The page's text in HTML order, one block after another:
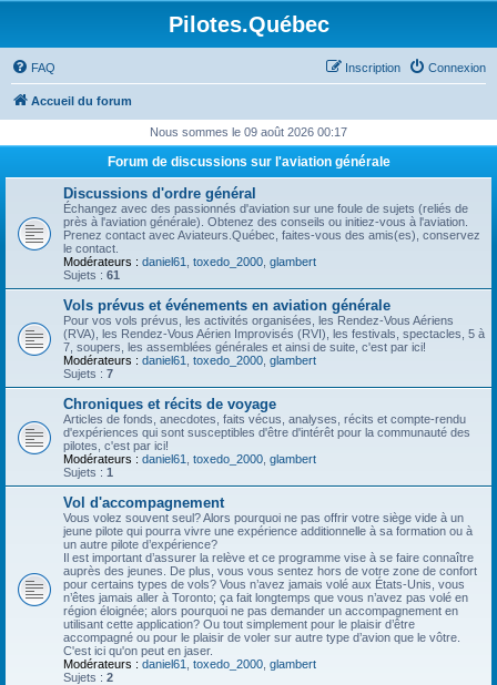
Pilotes.Québec
FAQ Connexion
Inscription
Accueil du forum
Nous sommes le 09 août 2026 00:17
Forum de discussions sur l'aviation générale
Discussions d'ordre général
Échangez avec des passionnés d'aviation sur une foule de sujets (reliés de
près à l'aviation générale). Obtenez des conseils ou initiez-vous à l'aviation.
Prenez contact avec Aviateurs.Québec, faites-vous des amis(es), conservez
le contact.
Modérateurs : daniel61 toxedo_2000 glambert
Sujets : 61
Vols prévus et événements en aviation générale
Pour vos vols prévus, les activités organisées, les Rendez-Vous Aériens
(RVA), les Rendez-Vous Aérien Improvisés (RVI), les festivals, spectacles, 5 à
7, soupers, les assemblées générales et ainsi de suite, c'est par ici!
Modérateurs : daniel61 toxedo_2000 glambert
Sujets : 7
Chroniques et récits de voyage
Articles de fonds, anecdotes, faits vécus, analyses, récits et compte-rendu
d'expériences qui sont susceptibles d'être d'intérêt pour la communauté des
pilotes, c'est par ici!
Modérateurs : daniel61 toxedo_2000 glambert
Sujets : 1
Vol d'accompagnement
Vous volez souvent seul? Alors pourquoi ne pas offrir votre siège vide à un
jeune pilote qui pourra vivre une expérience additionnelle à sa formation ou à
un autre pilote d’expérience?
Il est important d’assurer la relève et ce programme vise à se faire connaître
auprès des jeunes. De plus, vous vous sentez hors de votre zone de confort
pour certains types de vols? Vous n’avez jamais volé aux États-Unis, vous
n’êtes jamais aller à Toronto; ça fait longtemps que vous n’avez pas volé en
région éloignée; alors pourquoi ne pas demander un accompagnement en
utilisant cette application? Ou tout simplement pour le plaisir d’être
accompagné ou pour le plaisir de voler sur autre type d’avion que le vôtre.
C'est ici qu'on peut en jaser.
Modérateurs : daniel61 toxedo_2000 glambert
Sujets : 2